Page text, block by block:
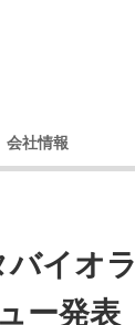
イオ
ー発表
会社情報
レートガバナンス
事業内容
経営戦略